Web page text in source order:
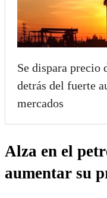
Se dispara precio
detrás del fuerte
mercados
Alza en el
aumentar su